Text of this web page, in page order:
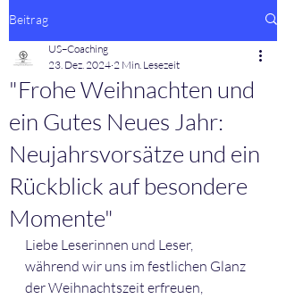
vertraust. Mini-Übung: Die leise Stimme
Stell dir vor, niemand würde dich bewerten.
Niemand wäre enttäuscht. Niemand hätte
meiner Praxis
Beitrag
"Frohe Weihnachten und
ein Gutes Neues Jahr:
Neujahrsvorsätze und ein
Rückblick auf besondere
Momente"
US–Coaching
23. Dez. 2024 2 Min. Lesezeit
Liebe Leserinnen und Leser,
während wir uns im festlichen Glanz
der Weihnachtszeit erfreuen,